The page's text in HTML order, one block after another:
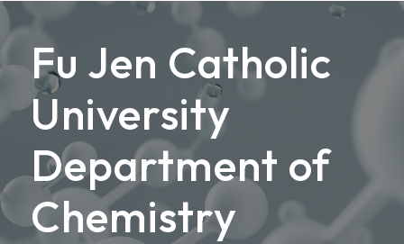
Fu Jen Catholic
University
Department of
Chemistry